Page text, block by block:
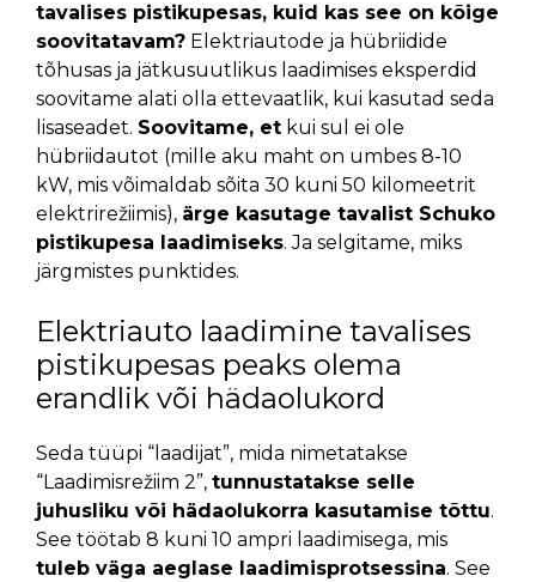
tavalises pistikupesas, kuid kas see on kõige
soovitatavam? Elektriautode ja hübriidide
tõhusas ja jätkusuutlikus laadimises eksperdid
soovitame alati olla ettevaatlik, kui kasutad seda
lisaseadet. Soovitame, et kui sul ei ole
hübriidautot (mille aku maht on umbes 8-10
kW, mis võimaldab sõita 30 kuni 50 kilomeetrit
elektrirežiimis), ärge kasutage tavalist Schuko
pistikupesa laadimiseks. Ja selgitame, miks
järgmistes punktides.
Elektriauto laadimine tavalises
pistikupesas peaks olema
erandlik või hädaolukord
Seda tüüpi “laadijat”, mida nimetatakse
“Laadimisrežiim 2”, tunnustatakse selle
juhusliku või hädaolukorra kasutamise tõttu.
See töötab 8 kuni 10 ampri laadimisega, mis
tuleb väga aeglase laadimisprotsessina. See